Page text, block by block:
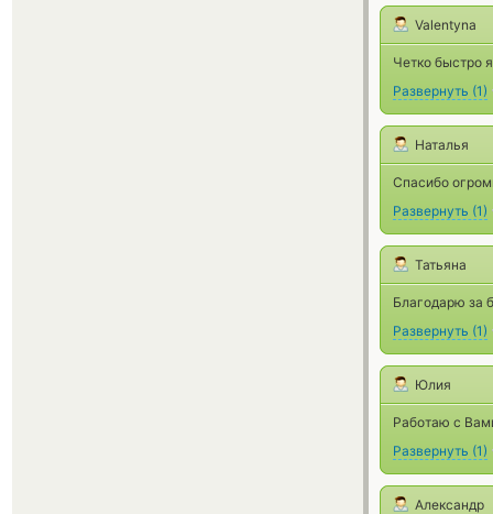
Valentyna
Четко быстро
Развернуть (1)
Наталья
Спасибо
Развернуть (1)
Татьяна
Благодарю за
Развернуть (1)
Юлия
Работаю с
Развернуть (1)
Александр